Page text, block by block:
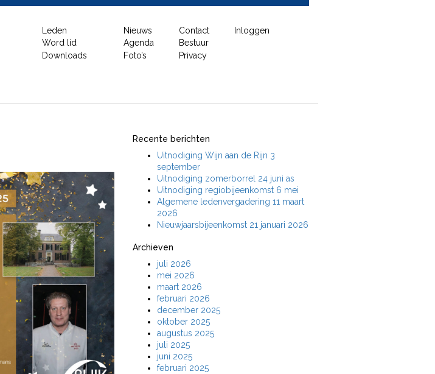
Leden
Word lid
Downloads
Nieuws
Agenda
Foto’s
Contact
Bestuur
Privacy
Inloggen
Recente berichten
Uitnodiging Wijn aan de Rijn 3
september
Uitnodiging zomerborrel 24 juni as
Uitnodiging regiobijeenkomst 6 mei
Algemene ledenvergadering 11 maart
2026
Nieuwjaarsbijeenkomst 21 januari 2026
Archieven
juli 2026
mei 2026
maart 2026
februari 2026
december 2025
oktober 2025
augustus 2025
juli 2025
juni 2025
februari 2025